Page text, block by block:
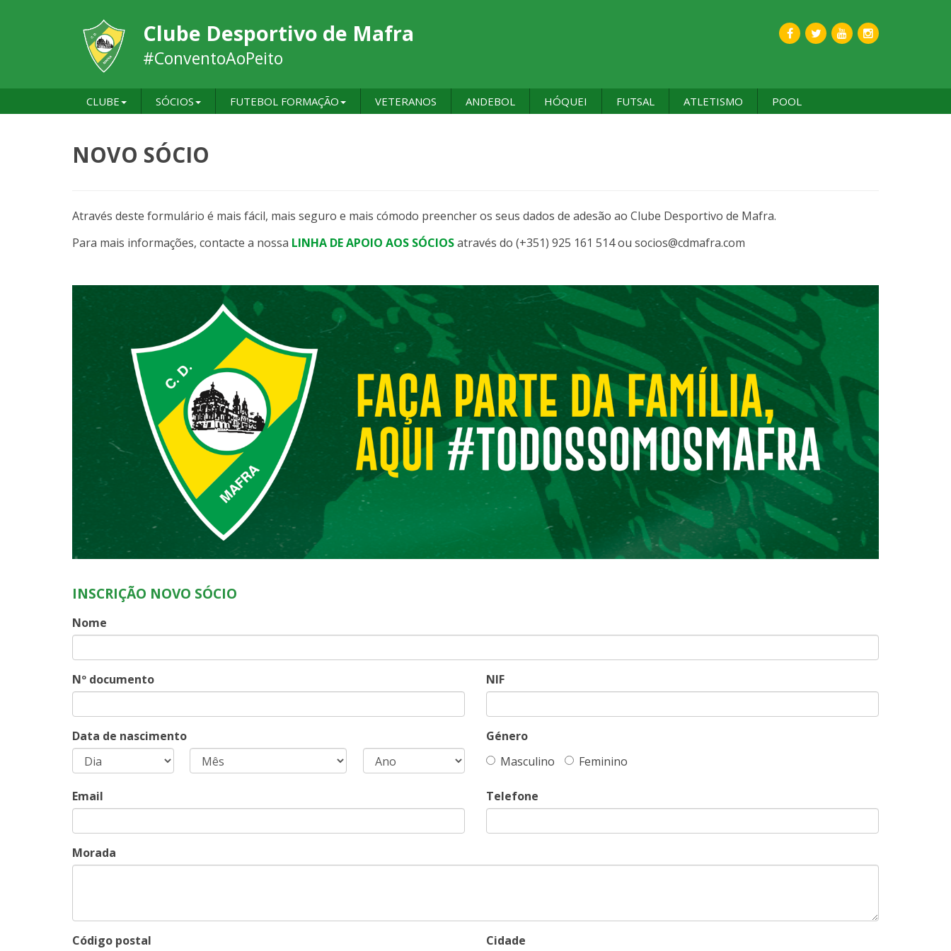
Clube Desportivo de Mafra
#ConventoAoPeito
CLUBE SÓCIOS FUTEBOL FORMAÇÃO VETERANOS ANDEBOL HÓQUEI FUTSAL ATLETISMO POOL
NOVO SÓCIO
Através deste formulário é mais fácil, mais seguro e mais cómodo preencher os seus dados de adesão ao Clube Desportivo de Mafra.
Para mais informações, contacte a nossa LINHA DE APOIO AOS SÓCIOSatravés do (+351) 925 161 514 ou socios@cdmafra.com
INSCRIÇÃO NOVO SÓCIO
Nome
Nº documento NIF
Data de nascimento
Género
Masculino
Feminino
Email Telefone
Morada
Código postal Cidade